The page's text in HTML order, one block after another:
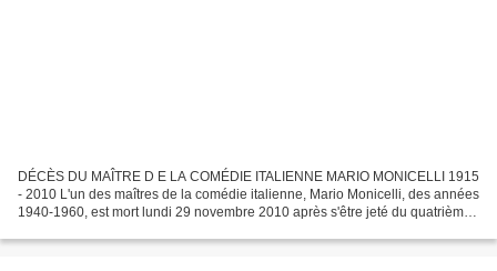
DÉCÈS DU MAÎTRE D E LA COMÉDIE ITALIENNE MARIO MONICELLI 1915
- 2010 L'un des maîtres de la comédie italienne, Mario Monicelli, des années
1940-1960, est mort lundi 29 novembre 2010 après s'être jeté du quatrième